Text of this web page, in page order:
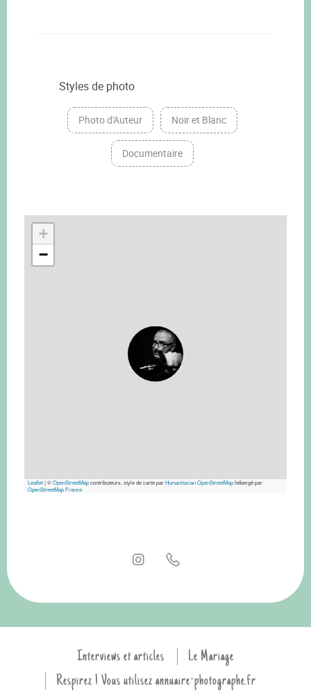
Styles de photo
Photo d'Auteur Noir et Blanc
Documentaire
+
−
Leaflet|©OpenStreetMapcontributeurs, style de carte parHumanitarian OpenStreetMaphébergé par
OpenStreetMap France
Interviews et articles
Le Mariage
Respirez ! Vous utilisez annuaire-photographe.fr